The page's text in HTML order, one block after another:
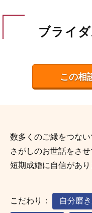
ブライ
この相
数多くのご縁をつな
さがしのお世話をさせ
短期成婚に自信があり
こだわり： 自分磨